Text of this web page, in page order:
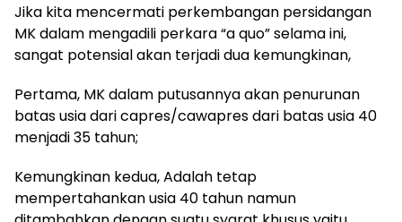
Jika kita mencermati perkembangan persidangan
MK dalam mengadili perkara “a quo” selama ini,
sangat potensial akan terjadi dua kemungkinan,
Pertama, MK dalam putusannya akan penurunan
batas usia dari capres/cawapres dari batas usia 40
menjadi 35 tahun;
Kemungkinan kedua, Adalah tetap
mempertahankan usia 40 tahun namun